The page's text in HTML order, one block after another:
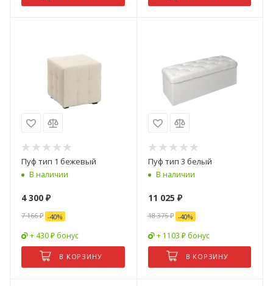
Пуф тип 1 бежевый
В наличии
4 300 ₽
7 166₽ -40%
+ 430 ₽ бонус
В КОРЗИНУ
Пуф тип 3 белый
В наличии
11 025 ₽
18 375₽ -40%
+ 1103 ₽ бонус
В КОРЗИНУ